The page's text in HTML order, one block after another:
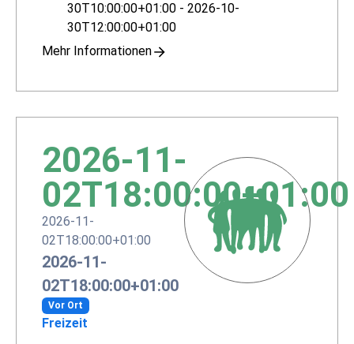
30T10:00:00+01:00 - 2026-10-
30T12:00:00+01:00
Mehr Informationen
2026-11-
02T18:00:00+01:00
2026-11-
02T18:00:00+01:00
2026-11-
02T18:00:00+01:00
Freizeit
Vor Ort